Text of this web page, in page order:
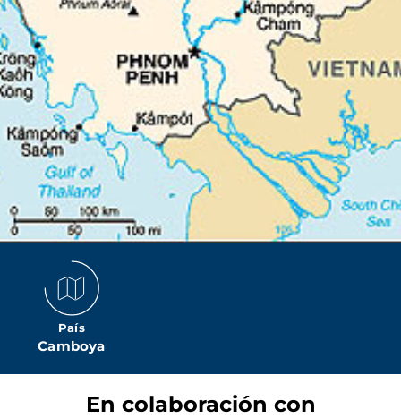
País
Camboya
En colaboración con